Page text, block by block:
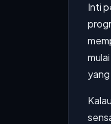
Inti